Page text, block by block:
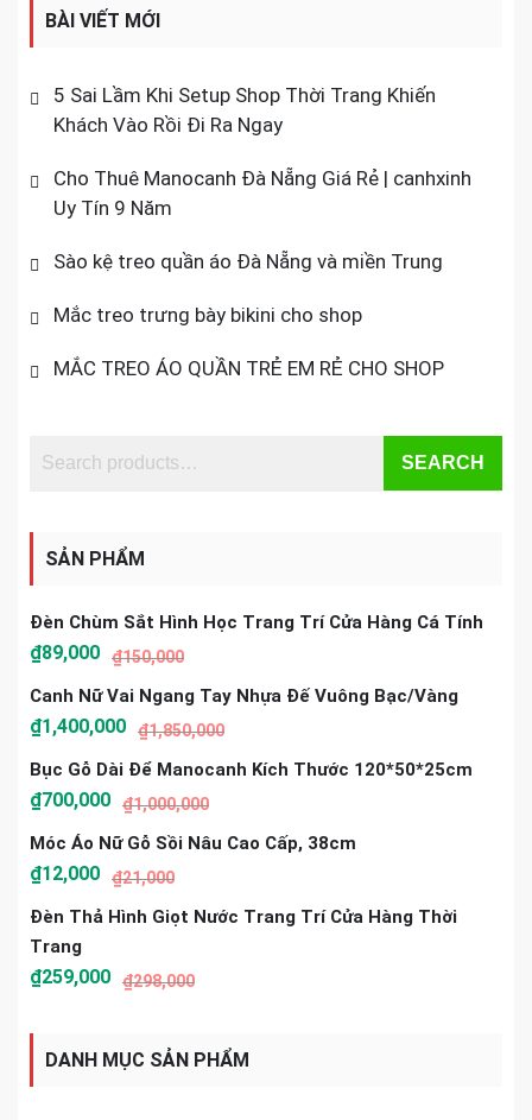
BÀI VIẾT MỚI
5 Sai Lầm Khi Setup Shop Thời Trang Khiến
Khách Vào Rồi Đi Ra Ngay
Cho Thuê Manocanh Đà Nẵng Giá Rẻ | canhxinh
Uy Tín 9 Năm
Sào kệ treo quần áo Đà Nẵng và miền Trung
Mắc treo trưng bày bikini cho shop
MẮC TREO ÁO QUẦN TRẺ EM RẺ CHO SHOP
SEARCH
SẢN PHẨM
Đèn Chùm Sắt Hình Học Trang Trí Cửa Hàng Cá Tính
₫150,000
₫89,000
Canh Nữ Vai Ngang Tay Nhựa Đế Vuông Bạc/vàng
₫1,850,000
₫1,400,000
Bục Gỗ Dài Để Manocanh Kích Thước 120*50*25cm
₫1,000,000
₫700,000
Móc Áo Nữ Gỗ Sồi Nâu Cao Cấp, 38cm
₫21,000
₫12,000
Đèn Thả Hình Giọt Nước Trang Trí Cửa Hàng Thời
Trang
₫298,000
₫259,000
DANH MỤC SẢN PHẨM